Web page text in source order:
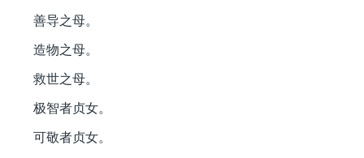
善导之母。
造物之母。
救世之母。
极智者贞女。
可敬者贞女。